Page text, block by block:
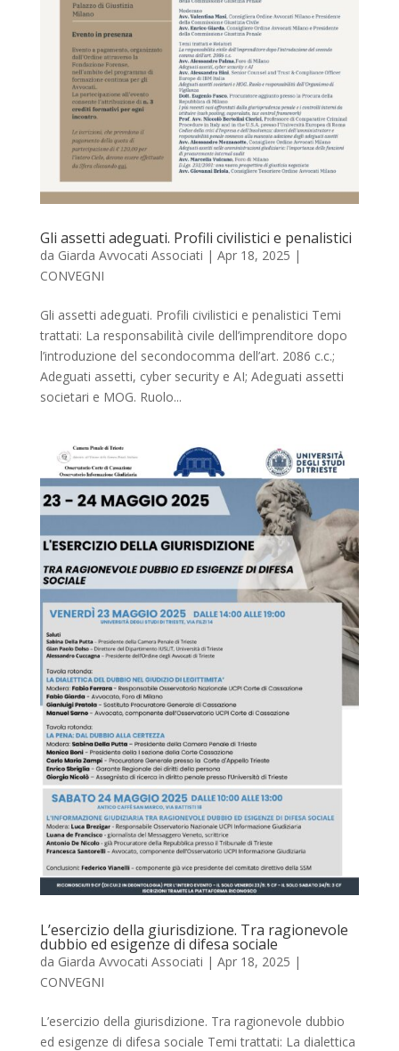
Gli assetti adeguati. Profili civilistici e penalistici
da Giarda Avvocati Associati | Apr 18, 2025 |
CONVEGNI
Gli assetti adeguati. Profili civilistici e penalistici Temi
trattati: La responsabilità civile dell’imprenditore dopo
l’introduzione del secondocomma dell’art. 2086 c.c.;
Adeguati assetti, cyber security e AI; Adeguati assetti
societari e MOG. Ruolo...
L’esercizio della giurisdizione. Tra ragionevole
dubbio ed esigenze di difesa sociale
da Giarda Avvocati Associati | Apr 18, 2025 |
CONVEGNI
L’esercizio della giurisdizione. Tra ragionevole dubbio
ed esigenze di difesa sociale Temi trattati: La dialettica